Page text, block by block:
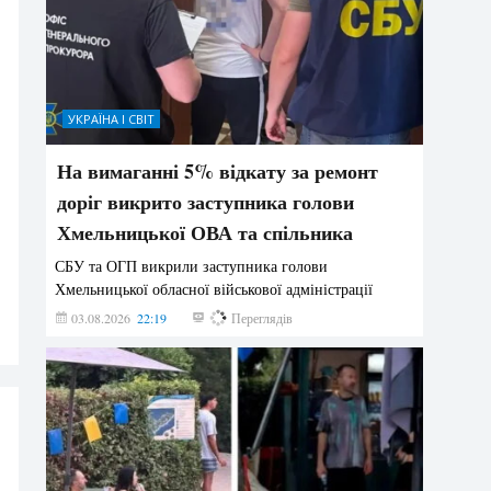
УКРАЇНА І СВІТ
На вимаганні 5% відкату за ремонт
доріг викрито заступника голови
Хмельницької ОВА та спільника
СБУ та ОГП викрили заступника голови
Хмельницької обласної військової адміністрації
03.08.2026 22:19 856 Переглядів